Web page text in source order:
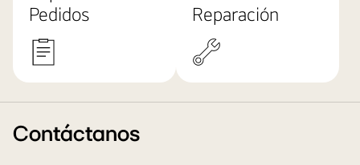
Pedidos
Reparación
Contáctanos